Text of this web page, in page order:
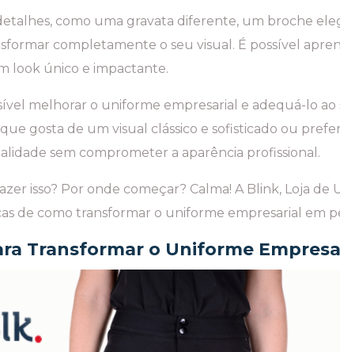
como uma gravata diferente, um broche
completamente o seu visual. É possível
look único e impactante.
melhorar o uniforme empresarial e adequá-lo
gosta de um visual clássico e sofisticado ou
sem comprometer a aparência profissional.
isso? Por onde começar? Calma! A Blink, Loja
de como transformar o uniforme empresarial em
Transformar o Uniforme